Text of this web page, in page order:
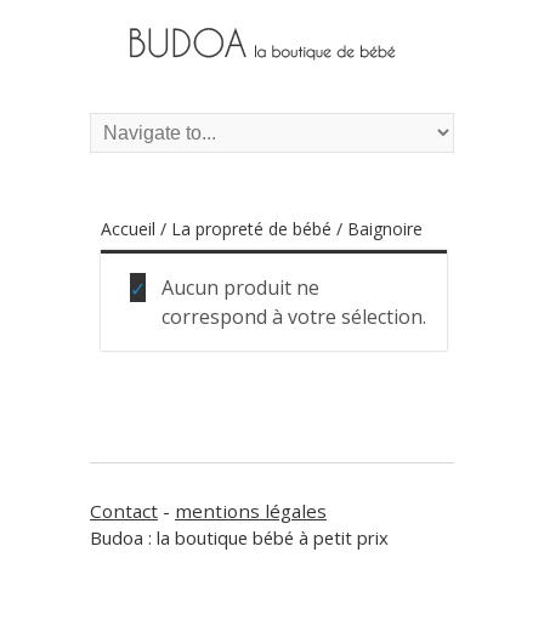
Accueil / La propreté de bébé / Baignoire
Aucun produit ne
correspond à votre sélection.
Contact- mentions légales
Budoa : la boutique bébé à petit prix